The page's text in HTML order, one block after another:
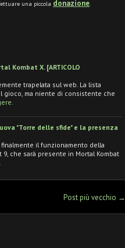
una piccola donazione.
Kombat X. [ARTICOLO
trapelata sul web. La lista
ma niente di consistente che
"Torre delle sfide" e la presenza
finalmente il funzionamento della
che sarà presente in Mortal Kombat
Post più vecchio →